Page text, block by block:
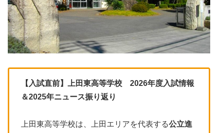
【入試直前】上田東高等学校 2026年度入試情報
＆2025年ニュース振り返り
上田東高等学校は、上田エリアを代表する公立進